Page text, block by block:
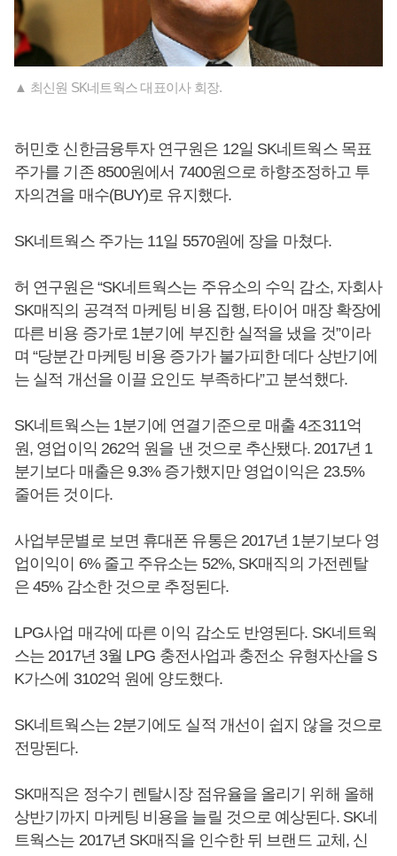
▲ 최신원 SK네트웍스 대표이사 회장.
허민호 신한금융투자 연구원은 12일 SK네트웍스 목표
주가를 기존 8500원에서 7400원으로 하향조정하고 투
자의견을 매수(BUY)로 유지했다.
SK네트웍스 주가는 11일 5570원에 장을 마쳤다.
허 연구원은 “SK네트웍스는 주유소의 수익 감소, 자회사
SK매직의 공격적 마케팅 비용 집행, 타이어 매장 확장에
따른 비용 증가로 1분기에 부진한 실적을 냈을 것”이라
며 “당분간 마케팅 비용 증가가 불가피한 데다 상반기에
는 실적 개선을 이끌 요인도 부족하다”고 분석했다.
SK네트웍스는 1분기에 연결기준으로 매출 4조311억
원, 영업이익 262억 원을 낸 것으로 추산됐다. 2017년 1
분기보다 매출은 9.3% 증가했지만 영업이익은 23.5%
줄어든 것이다.
사업부문별로 보면 휴대폰 유통은 2017년 1분기보다 영
업이익이 6% 줄고 주유소는 52%, SK매직의 가전렌탈
은 45% 감소한 것으로 추정된다.
LPG사업 매각에 따른 이익 감소도 반영된다. SK네트웍
스는 2017년 3월 LPG 충전사업과 충전소 유형자산을 S
K가스에 3102억 원에 양도했다.
SK네트웍스는 2분기에도 실적 개선이 쉽지 않을 것으로
전망된다.
SK매직은 정수기 렌탈시장 점유율을 올리기 위해 올해
상반기까지 마케팅 비용을 늘릴 것으로 예상된다. SK네
트웍스는 2017년 SK매직을 인수한 뒤 브랜드 교체, 신